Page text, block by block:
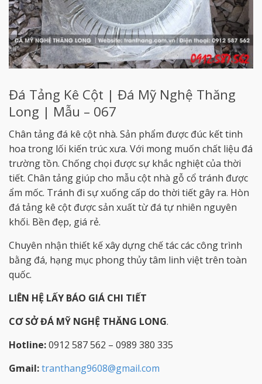
Đá Tảng Kê Cột | Đá Mỹ Nghệ Thăng
Long | Mẫu – 067
Chân tảng đá kê cột nhà. Sản phẩm được đúc kết tinh
hoa trong lối kiến trúc xưa. Với mong muốn chất liệu đá
trường tồn. Chống chọi được sự khắc nghiệt của thời
tiết. Chân tảng giúp cho mẫu cột nhà gỗ cổ tránh được
ẩm mốc. Tránh đi sự xuống cấp do thời tiết gây ra. Hòn
đá tảng kê cột được sản xuất từ đá tự nhiên nguyên
khối. Bền đẹp, giá rẻ.
Chuyên nhận thiết kế xây dựng chế tác các công trình
bằng đá, hạng mục phong thủy tâm linh việt trên toàn
quốc.
LIÊN HỆ LẤY BÁO GIÁ CHI TIẾT
CƠ SỞ ĐÁ MỸ NGHỆ THĂNG LONG.
Hotline:0912 587 562 – 0989 380 335
Gmail:tranthang9608@gmail.com